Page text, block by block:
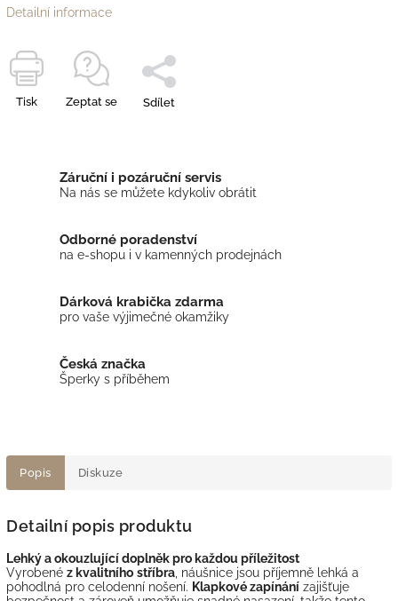
Detailní informace
Tisk Zeptat se Sdílet
Záruční i pozáruční servis
Na nás se můžete kdykoliv obrátit
Odborné poradenství
na e-shopu i v kamenných prodejnách
Dárková krabička zdarma
pro vaše výjimečné okamžiky
Česká značka
Šperky s příběhem
Popis Diskuze
Detailní popis produktu
Lehký a okouzlující doplněk pro každou příležitost
Vyrobené z kvalitního stříbra , náušnice jsou příjemně lehká a
pohodlná pro celodenní nošení. Klapkové zapínání zajišťuje